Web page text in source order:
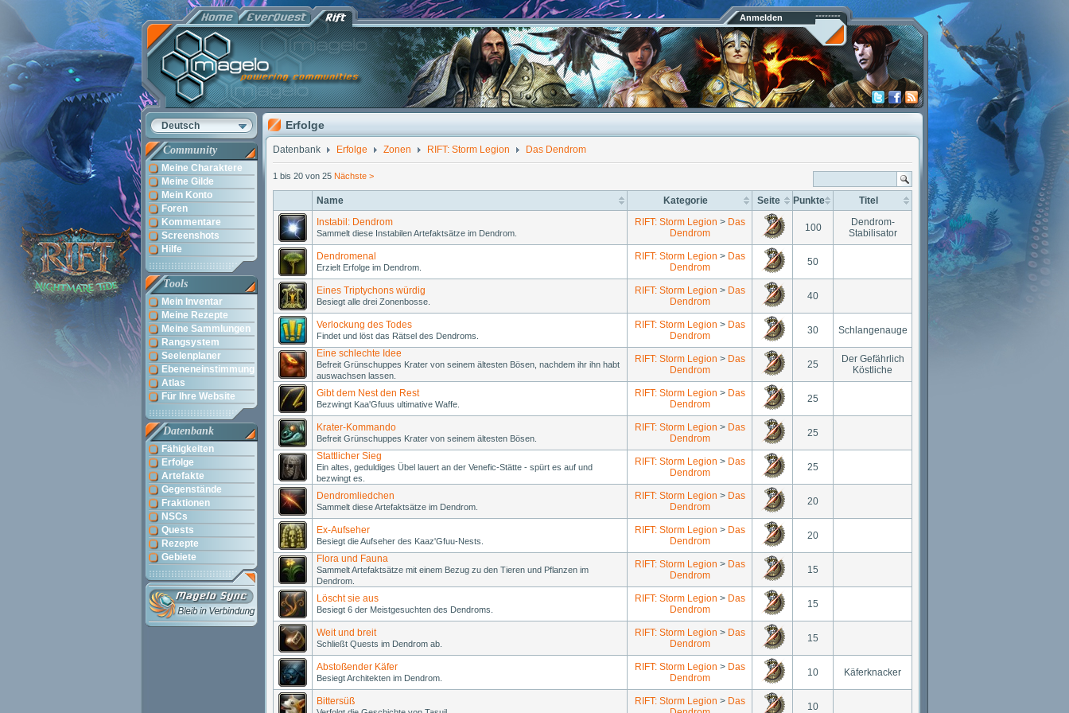
Anmelden
Deutsch
Community
Meine Charaktere
Meine Gilde
Mein Konto
Foren
Kommentare
Screenshots
Hilfe
Tools
Mein Inventar
Meine Rezepte
Meine Sammlungen
Rangsystem
Seelenplaner
Ebeneneinstimmung
Atlas
Für Ihre Website
Datenbank
Fähigkeiten
Erfolge
Artefakte
Gegenstände
Fraktionen
NSCs
Quests
Rezepte
Gebiete
Erfolge
Datenbank Erfolge Zonen RIFT: Storm Legion Das Dendrom
1 bis 20 von 25 Nächste >
Name Kategorie Seite Punkte
Titel
Instabil: Dendrom
Sammelt diese Instabilen Artefaktsätze im Dendrom.
RIFT: Storm Legion > Das
Dendrom
100
Dendrom-
Stabilisator
Dendromenal
Erzielt Erfolge im Dendrom.
RIFT: Storm Legion > Das
Dendrom
50
Eines Triptychons würdig
Besiegt alle drei Zonenbosse.
RIFT: Storm Legion > Das
Dendrom
40
Verlockung des Todes
Findet und löst das Rätsel des Dendroms.
RIFT: Storm Legion > Das
Dendrom
30 Schlangenauge
Eine schlechte Idee
Befreit Grünschuppes Krater von seinem ältesten Bösen, nachdem ihr ihn habt
auswachsen lassen.
RIFT: Storm Legion > Das
Dendrom
25
Der Gefährlich
Köstliche
Gibt dem Nest den Rest
Bezwingt Kaa'Gfuus ultimative Waffe.
RIFT: Storm Legion > Das
Dendrom
25
Krater-Kommando
Befreit Grünschuppes Krater von seinem ältesten Bösen.
RIFT: Storm Legion > Das
Dendrom
25
Stattlicher Sieg
Ein altes, geduldiges Übel lauert an der Venefic-Stätte - spürt es auf und
bezwingt es.
RIFT: Storm Legion > Das
Dendrom
25
Dendromliedchen
Sammelt diese Artefaktsätze im Dendrom.
RIFT: Storm Legion > Das
Dendrom
20
Ex-Aufseher
Besiegt die Aufseher des Kaaz'Gfuu-Nests.
RIFT: Storm Legion > Das
Dendrom
20
Flora und Fauna
Sammelt Artefaktsätze mit einem Bezug zu den Tieren und Pflanzen im
Dendrom.
RIFT: Storm Legion > Das
Dendrom
15
Löscht sie aus
Besiegt 6 der Meistgesuchten des Dendroms.
RIFT: Storm Legion > Das
Dendrom
15
Weit und breit
Schließt Quests im Dendrom ab.
RIFT: Storm Legion > Das
Dendrom
15
Abstoßender Käfer
Besiegt Architekten im Dendrom.
RIFT: Storm Legion > Das
Dendrom
10 Käferknacker
Bittersüß RIFT: Storm Legion > Das
10